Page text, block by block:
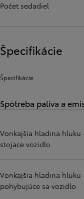
Počet sedadiel
Špecifikácie
Špecifikácie
Spotreba paliva a
Vonkajšia hladina hluku
stojace vozidlo
Vonkajšia hladina hluku
pohybujúce sa vozidlo